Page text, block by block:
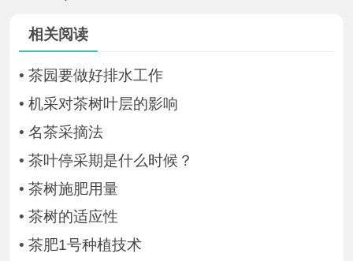
相关阅读
• 茶园要做好排水工作
• 机采对茶树叶层的影响
• 名茶采摘法
• 茶叶停采期是什么时候？
• 茶树施肥用量
• 茶树的适应性
• 茶肥1号种植技术